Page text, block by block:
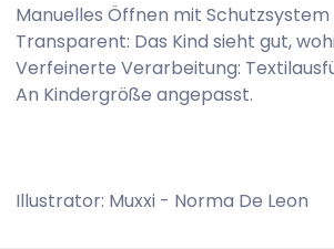
Manuelles Öffnen mit
Transparent: Das Kind sieht gut,
Verfeinerte Verarbeitung:
An Kindergröße angepasst.
Illustrator: Muxxi - Norma De Leon